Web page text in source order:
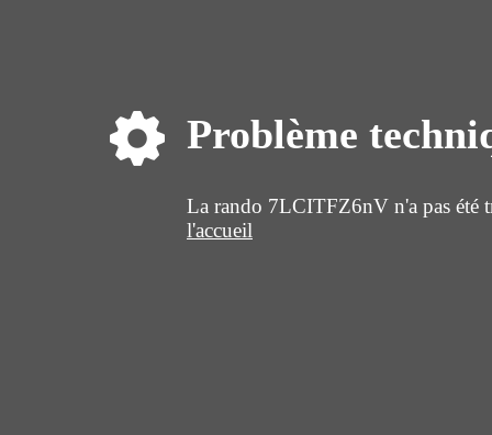
Problème
La rando 7LCITFZ6nV n'a pas été
l'accueil